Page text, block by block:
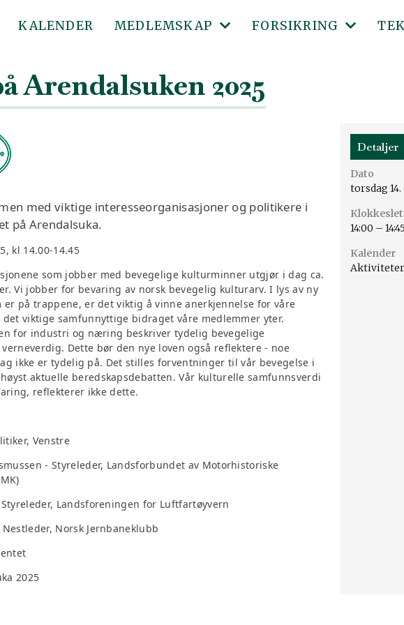
KALENDER MEDLEMSKAP
MEDLEMSKLUBBER
FORSIKRING
SØKNADSSKJEMA
BILDER TIL
Arendalsuken 2025
med viktige interesseorganisasjoner og politikere i
på Arendalsuka.
kl 14.00-14.45
som jobber med bevegelige kulturminner utgjør i dag ca.
Vi jobber for bevaring av norsk bevegelig kulturarv. I lys av ny
er på trappene, er det viktig å vinne anerkjennelse for våre
viktige samfunnyttige bidraget våre medlemmer yter.
for industri og næring beskriver tydelig bevegelige
Dette bør den nye loven også reflektere - noe
ikke er tydelig på. Det stilles forventninger til vår bevegelse i
aktuelle beredskapsdebatten. Vår kulturelle samfunnsverdi
reflekterer ikke dette.
Venstre
- Styreleder, Landsforbundet av Motorhistoriske
Landsforeningen for Luftfartøyvern
Norsk Jernbaneklubb
2025
Detaljer
Dato
torsdag
14:00 – 14:45
Kalender
Aktiviteter